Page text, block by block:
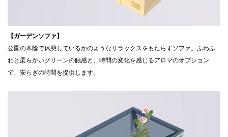
【ガーデンソファ】
公園の木陰で休憩しているかのようなリラックスをもたらすソファ。ふわふ
わと柔らかいグリーンの触感と、時間の変化を感じるアロマのオプション
で、安らぎの時間を提供します。